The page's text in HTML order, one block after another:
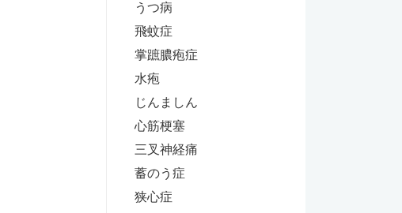
うつ病
飛蚊症
掌蹠膿疱症
水疱
じんましん
心筋梗塞
三叉神経痛
蓄のう症
狭心症